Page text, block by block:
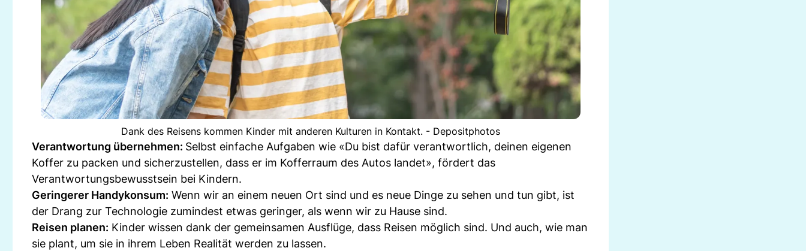
Dank des Reisens kommen Kinder mit anderen Kulturen in Kontakt. - Depositphotos
Verantwortung übernehmen: Selbst einfache Aufgaben wie «Du bist dafür verantwortlich, deinen eigenen
Koffer zu packen und sicherzustellen, dass er im Kofferraum des Autos landet», fördert das
Verantwortungsbewusstsein bei Kindern.
Geringerer Handykonsum: Wenn wir an einem neuen Ort sind und es neue Dinge zu sehen und tun gibt, ist
der Drang zur Technologie zumindest etwas geringer, als wenn wir zu Hause sind.
Reisen planen: Kinder wissen dank der gemeinsamen Ausflüge, dass Reisen möglich sind. Und auch, wie man
sie plant, um sie in ihrem Leben Realität werden zu lassen.